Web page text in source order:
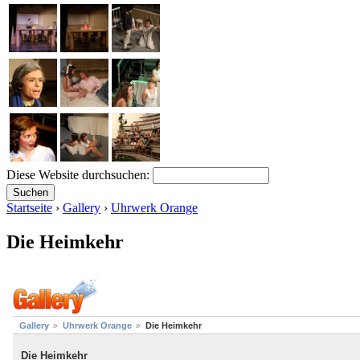
Diese Website durchsuchen:
Startseite › Gallery › Uhrwerk Orange
Die Heimkehr
Gallery Uhrwerk Orange Die Heimkehr
Die Heimkehr